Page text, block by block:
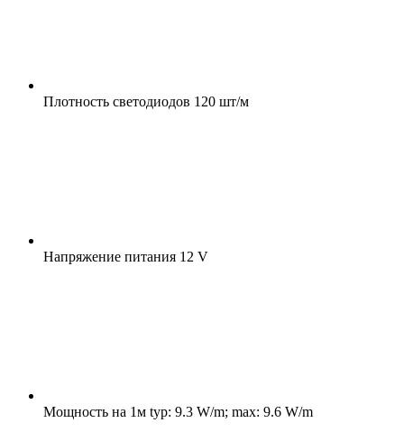
Плотность светодиодов 120 шт/м
Напряжение питания 12 V
Мощность на 1м typ: 9.3 W/m; max: 9.6 W/m